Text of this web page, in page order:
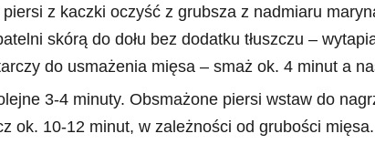
z kaczki oczyść z grubsza z nadmiaru
skórą do dołu bez dodatku tłuszczu –
do usmażenia mięsa – smaż ok. 4 minut a
3-4 minuty. Obsmażone piersi wstaw do
ok. 10-12 minut, w zależności od grubości